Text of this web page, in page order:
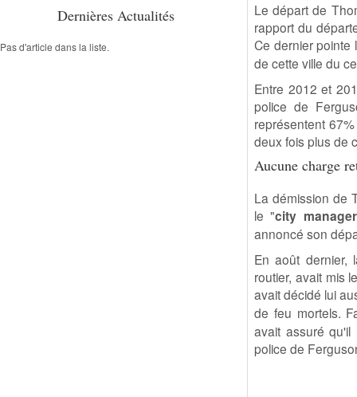
Le départ de
rapport du
Ce dernier pointe
de cette ville du
Entre 2012 et
police de
représentent
deux fois plus de
Aucune charge
La démission de
le "city manager
annoncé son
En août dernier,
routier, avait mis
avait décidé lui
de feu mortels.
avait assuré qu'il
police de
Dernières Actualités
Pas d'article dans la liste.